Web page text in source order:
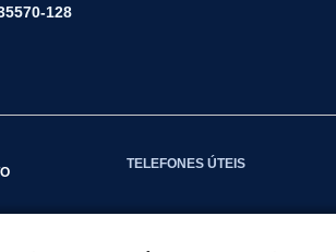
128
TELEFONES ÚTEIS